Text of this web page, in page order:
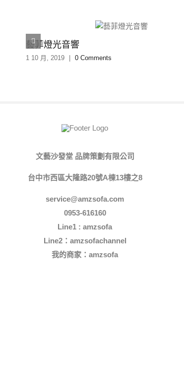
藝菲燈光音響
1 10 月, 2019 | 0 Comments
文藝沙發堂 品牌策劃有限公司
台中市西區大隆路20號A棟13樓之8
service@amzsofa.com
0953-616160
Line1 : amzsofa
Line2：amzsofachannel
我的商家：amzsofa